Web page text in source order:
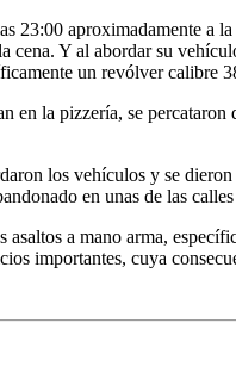
23:00 aproximadamente a
cena. Y al abordar su
un revólver calibre
en la pizzería, se
los vehículos y se
en unas de las
a mano arma,
importantes, cuya